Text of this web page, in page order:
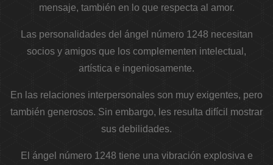
mensaje, también en lo que respecta al amor.
Las personalidades del ángel número 1248 necesitan
socios y amigos que los complementen intelectual,
artística e ingeniosamente.
En las relaciones interpersonales son muy exigentes, pero
también generosos. Sin embargo, les resulta difícil mostrar
sus debilidades.
El ángel número 1248 tiene una vibración explosiva e